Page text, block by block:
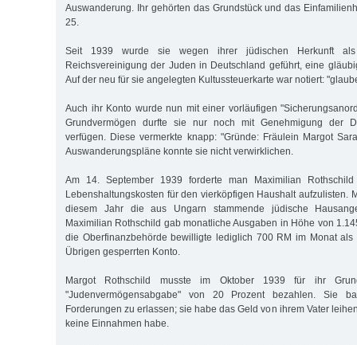
Auswanderung. Ihr gehörten das Grundstück und das
25.
Seit 1939 wurde sie wegen ihrer jüdischen Herkunft als
Reichsvereinigung der Juden in Deutschland geführt, eine
Auf der neu für sie angelegten Kultussteuerkarte war notiert:
Auch ihr Konto wurde nun mit einer vorläufigen
Grundvermögen durfte sie nur noch mit Genehmigung der
verfügen. Diese vermerkte knapp: "Gründe: Fräulein Margot
Auswanderungspläne konnte sie nicht verwirklichen.
Am 14. September 1939 forderte man Maximilian
Lebenshaltungskosten für den vierköpfigen Haushalt aufzulisten.
diesem Jahr die aus Ungarn stammende jüdische
Maximilian Rothschild gab monatliche Ausgaben in Höhe von
die Oberfinanzbehörde bewilligte lediglich 700 RM im Monat
Übrigen gesperrten Konto.
Margot Rothschild musste im Oktober 1939 für ihr
"Judenvermögensabgabe" von 20 Prozent bezahlen. Sie
Forderungen zu erlassen; sie habe das Geld von ihrem Vater
keine Einnahmen habe.